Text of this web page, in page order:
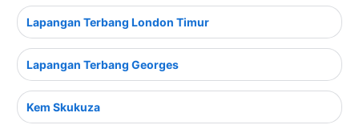
Lapangan Terbang London Timur
Lapangan Terbang Georges
Kem Skukuza